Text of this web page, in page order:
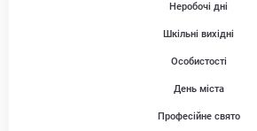
Неробочі дні
Шкільні вихідні
Особистості
День міста
Професійне свято